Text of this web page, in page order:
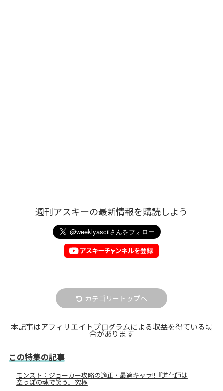
週刊アスキーの最新情報を購読しよう
カテゴリートップへ
本記事はアフィリエイトプログラムによる収益を得ている場
合があります
この特集の記事
モンスト：ジョーカー攻略の適正・最適キャラ!!『道化師は
空っぽの魂で笑う』究極